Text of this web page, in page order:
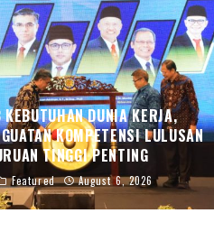
KEBUTUHAN DUNIA KERJA,
KOMPETENSI LULUSAN
TINGGI PENTING
Featured August 6, 2026